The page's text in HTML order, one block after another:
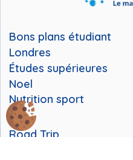
Bons plans étudiant
Londres
Études supérieures
Noel
Nutrition sport
Road Trip